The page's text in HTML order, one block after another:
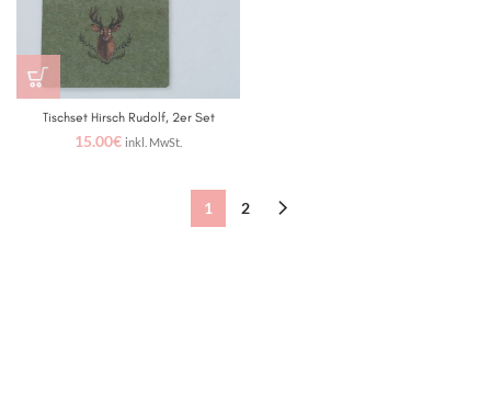
Tischset Hirsch Rudolf, 2er Set
15.00€ inkl. MwSt.
1 2